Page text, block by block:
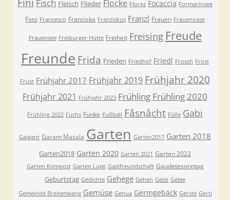
Fini Fisch Fleisch Flieder Flocke Florez Focaccia Formarinsee
Foto Francesco Franziska Franziskus Franzl Frauen Frauenoase
Frauensee Freiburger Hütte Freiheit Freising Freude
Freunde Frida Frieden Friedhof Friedl Frosch Frost
Frust Frühjahr 2017 Frühjahr 2019 Frühjahr 2020
Frühjahr 2021 Frühjahr 2023 Frühling Frühling 2020
Frühling 2022 Fuchs Funke Fußball Fåsnåcht Fülle Gabi
Galgant Garam Masala Garten Garten2017 Garten 2018
Garten2018 Garten 2020 Garten 2021 Garten 2022
Garten Kompost Garten Luigi Gastfreundschaft Gaudetesonntag
Geburtstag Gedichte Gehege Gehen Geist Gelee
Gemeinde Breitenwang Gemüse Genua Germgebäck Gerste Gerti